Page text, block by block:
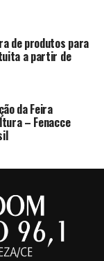
de produtos para
a partir de
da Feira
– Fenacce